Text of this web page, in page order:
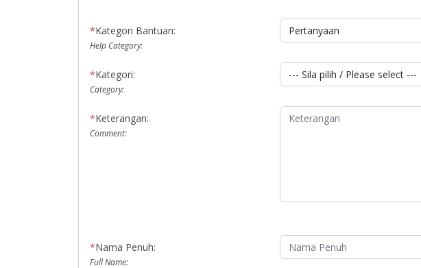
*Kategori Bantuan:
Help Category:
*Kategori:
Category:
*Keterangan:
Comment:
*Nama Penuh:
Full Name: